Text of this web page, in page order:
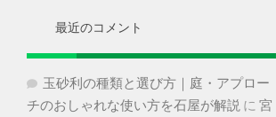
最近のコメント
玉砂利の種類と選び方｜庭・アプロー
チのおしゃれな使い方を石屋が解説 に 宮